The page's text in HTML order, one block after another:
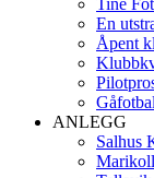
Tine
En
Åpent
ANLEGG
Salhus